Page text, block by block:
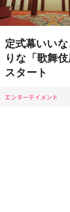
定式幕いい
りな「歌舞
スタート
エンターテイメント